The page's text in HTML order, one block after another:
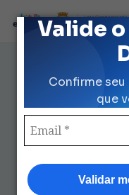
Valide
Confirme seu
que
Validar
Loja
e Kit Escolar da
Guia
Escolar